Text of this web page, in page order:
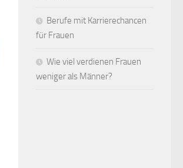
Berufe mit Karrierechancen
für Frauen
Wie viel verdienen Frauen
weniger als Männer?